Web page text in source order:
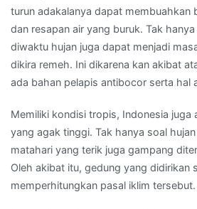
turun adakalanya dapat membuahkan
dan resapan air yang buruk. Tak
diwaktu hujan juga dapat menjadi
dikira remeh. Ini dikarena kan akibat
ada bahan pelapis antibocor serta hal
Memiliki kondisi tropis, Indonesia juga
yang agak tinggi. Tak hanya soal
matahari yang terik juga gampang
Oleh akibat itu, gedung yang didirikan
memperhitungkan pasal iklim tersebut.